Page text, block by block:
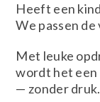
Heeft een
We passen
Met leuke
wordt het een
— zonder druk.